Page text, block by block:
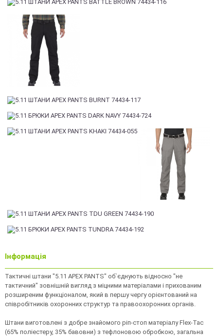
Інформація
Тактичні штани "5.11 APEX PANTS" об`єднують відносно "не
тактичний" зовнішній вигляд з міцними матеріалами і прихованим
розширеним функціоналом, який в першу чергу орієнтований на
співробітників охоронних структур та правоохоронних органів.
Штани виготовлені з добре знайомого ріп-стоп матеріалу Flex-Tac
(65% поліестеру, 35% бавовни) з тефлоновою обробкою, загальна